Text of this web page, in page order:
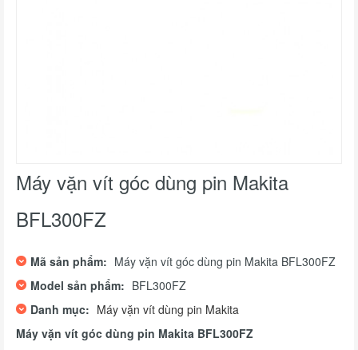
Máy vặn vít góc dùng pin Makita
BFL300FZ
Mã sản phẩm: Máy vặn vít góc dùng pin Makita BFL300FZ
Model sản phẩm: BFL300FZ
Danh mục: Máy vặn vít dùng pin Makita
Máy vặn vít góc dùng pin Makita BFL300FZ